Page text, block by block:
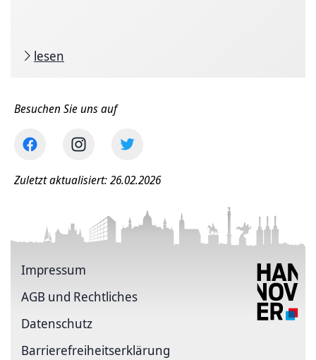
lesen
Besuchen Sie uns auf
Zuletzt aktualisiert: 26.02.2026
Impressum
AGB und Rechtliches
Datenschutz
Barriere­freiheits­erklärung